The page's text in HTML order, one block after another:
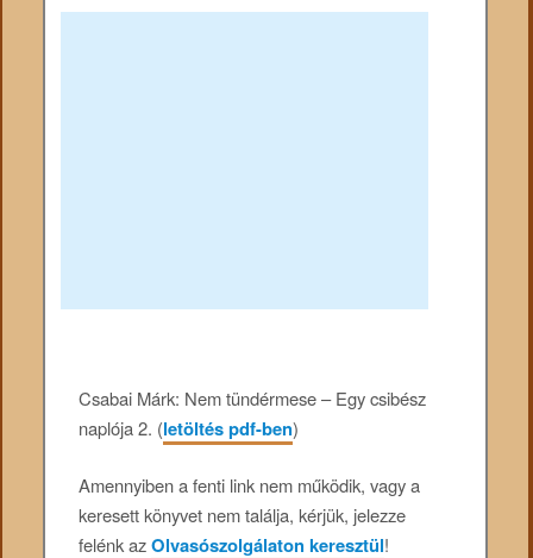
Csabai Márk: Nem tündérmese – Egy csibész
naplója 2. (letöltés pdf-ben)
Amennyiben a fenti link nem működik, vagy a
keresett könyvet nem találja, kérjük, jelezze
felénk azOlvasószolgálaton keresztül!